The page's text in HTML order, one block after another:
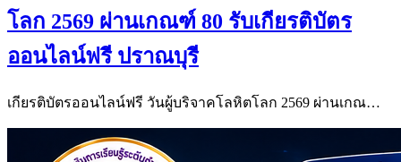
โลก 2569 ผ่านเกณฑ์ 80 รับเกียรติบัตร
ออนไลน์ฟรี ปราณบุรี
เกียรติบัตรออนไลน์ฟรี วันผู้บริจาคโลหิตโลก 2569 ผ่านเกณ…